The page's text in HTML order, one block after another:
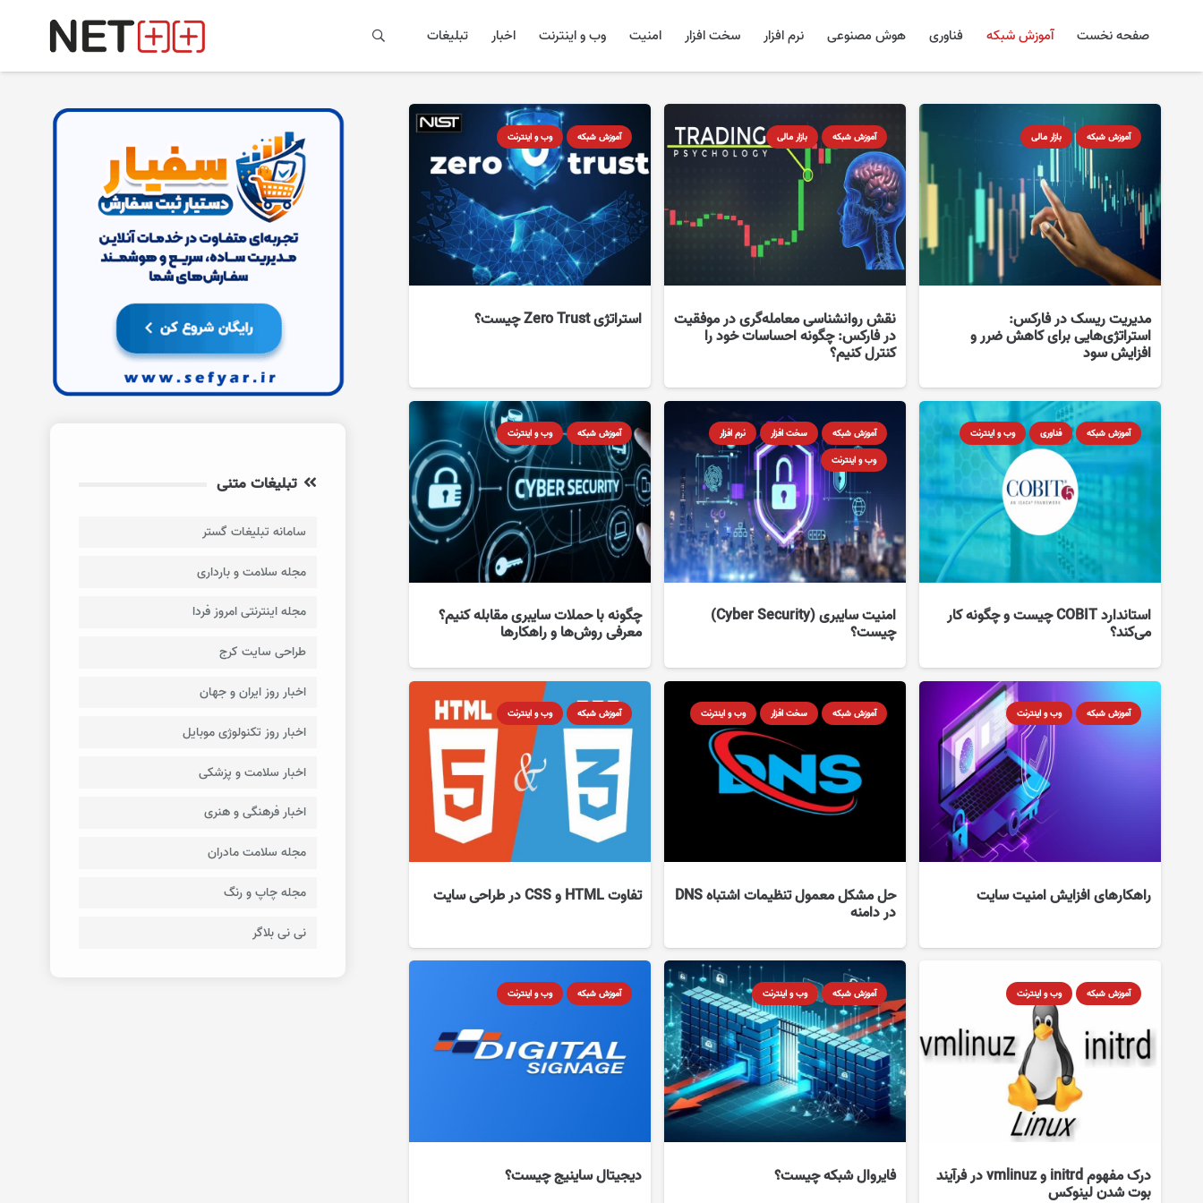
صفحه نخست آموزش شبکه فناوری هوش مصنوعی نرم افزار سخت افزار امنیت وب و اینترنت اخبار تبلیغات
آموزش شبکه بازار مالی
مدیریت ریسک در فارکس:
استراتژی‌هایی برای کاهش ضرر و
افزایش سود
آموزش شبکه بازار مالی
نقش روانشناسی معامله‌گری در موفقیت
در فارکس: چگونه احساسات خود را
کنترل کنیم؟
آموزش شبکه وب و اینترنت
استراتژی Zero Trust چیست؟
آموزش شبکه فناوری وب و اینترنت
استاندارد COBIT چیست و چگونه کار
می‌کند؟
آموزش شبکه سخت افزار
نرم افزار
وب و اینترنت
امنیت سایبری (Cyber Security)
چیست؟
آموزش شبکه وب و اینترنت
چگونه با حملات سایبری مقابله کنیم؟
معرفی روش‌ها و راهکارها
آموزش شبکه وب و اینترنت
راهکارهای افزایش امنیت سایت
آموزش شبکه سخت افزار وب و اینترنت
حل مشکل معمول تنظیمات اشتباه DNS
در دامنه
آموزش شبکه وب و اینترنت
تفاوت HTML و CSS در طراحی سایت
آموزش شبکه وب و اینترنت
درک مفهوم initrd و vmlinuz در فرآیند
بوت شدن لینوکس
آموزش شبکه وب و اینترنت
فایروال شبکه چیست؟
آموزش شبکه وب و اینترنت
دیجیتال ساینیج چیست؟
تبلیغات متنی
سامانه تبلیغات گستر
مجله سلامت و بارداری
مجله اینترنتی امروز فردا
طراحی سایت کرج
اخبار روز ایران و جهان
اخبار روز تکنولوژی موبایل
اخبار سلامت و پزشکی
اخبار فرهنگی و هنری
مجله سلامت مادران
مجله چاپ و رنگ
نی نی بلاگر